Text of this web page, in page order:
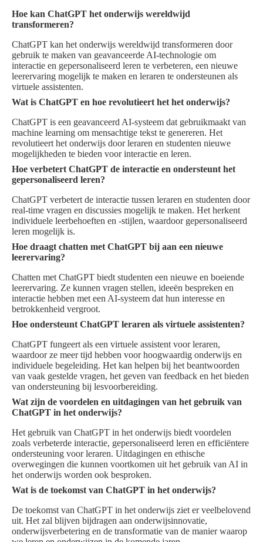
Hoe kan ChatGPT het onderwijs wereldwijd
transformeren?
ChatGPT kan het onderwijs wereldwijd transformeren door
gebruik te maken van geavanceerde AI-technologie om
interactie en gepersonaliseerd leren te verbeteren, een nieuwe
leerervaring mogelijk te maken en leraren te ondersteunen als
virtuele assistenten.
Wat is ChatGPT en hoe revolutieert het het onderwijs?
ChatGPT is een geavanceerd AI-systeem dat gebruikmaakt van
machine learning om mensachtige tekst te genereren. Het
revolutieert het onderwijs door leraren en studenten nieuwe
mogelijkheden te bieden voor interactie en leren.
Hoe verbetert ChatGPT de interactie en ondersteunt het
gepersonaliseerd leren?
ChatGPT verbetert de interactie tussen leraren en studenten door
real-time vragen en discussies mogelijk te maken. Het herkent
individuele leerbehoeften en -stijlen, waardoor gepersonaliseerd
leren mogelijk is.
Hoe draagt chatten met ChatGPT bij aan een nieuwe
leerervaring?
Chatten met ChatGPT biedt studenten een nieuwe en boeiende
leerervaring. Ze kunnen vragen stellen, ideeën bespreken en
interactie hebben met een AI-systeem dat hun interesse en
betrokkenheid vergroot.
Hoe ondersteunt ChatGPT leraren als virtuele assistenten?
ChatGPT fungeert als een virtuele assistent voor leraren,
waardoor ze meer tijd hebben voor hoogwaardig onderwijs en
individuele begeleiding. Het kan helpen bij het beantwoorden
van vaak gestelde vragen, het geven van feedback en het bieden
van ondersteuning bij lesvoorbereiding.
Wat zijn de voordelen en uitdagingen van het gebruik van
ChatGPT in het onderwijs?
Het gebruik van ChatGPT in het onderwijs biedt voordelen
zoals verbeterde interactie, gepersonaliseerd leren en efficiëntere
ondersteuning voor leraren. Uitdagingen en ethische
overwegingen die kunnen voortkomen uit het gebruik van AI in
het onderwijs worden ook besproken.
Wat is de toekomst van ChatGPT in het onderwijs?
De toekomst van ChatGPT in het onderwijs ziet er veelbelovend
uit. Het zal blijven bijdragen aan onderwijsinnovatie,
onderwijsverbetering en de transformatie van de manier waarop